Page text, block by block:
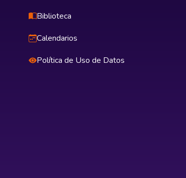
Biblioteca
Calendarios
Política de Uso de Datos